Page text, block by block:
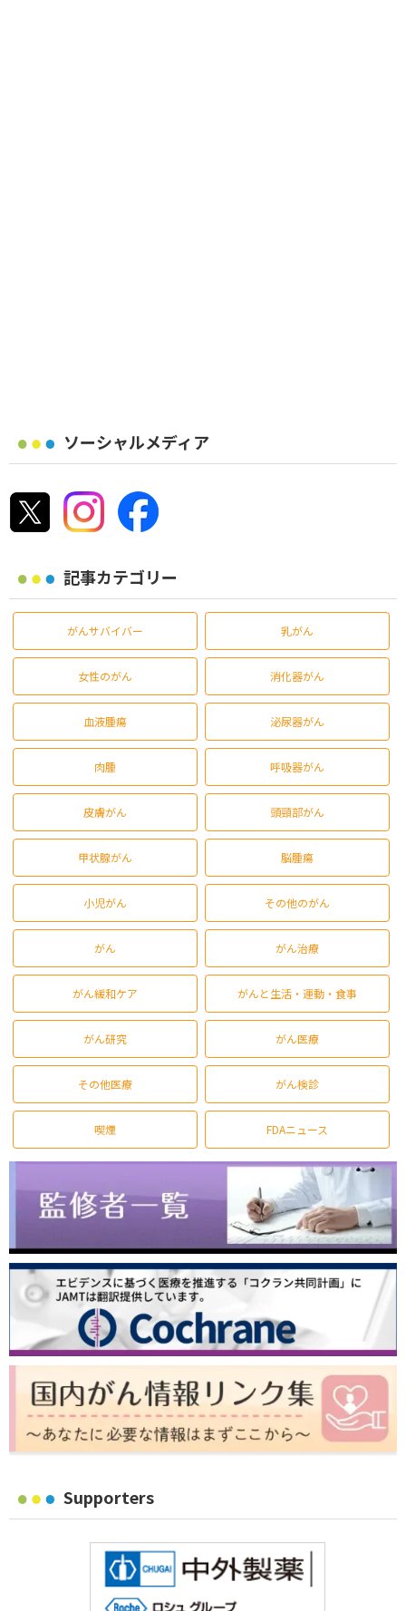
ソーシャルメディア
記事カテゴリー
がんサバイバー 乳がん
女性のがん 消化器がん
血液腫瘍 泌尿器がん
肉腫 呼吸器がん
皮膚がん 頭頸部がん
甲状腺がん 脳腫瘍
小児がん その他のがん
がん がん治療
がん緩和ケア がんと生活・運動・食事
がん研究 がん医療
その他医療 がん検診
喫煙 FDAニュース
Supporters